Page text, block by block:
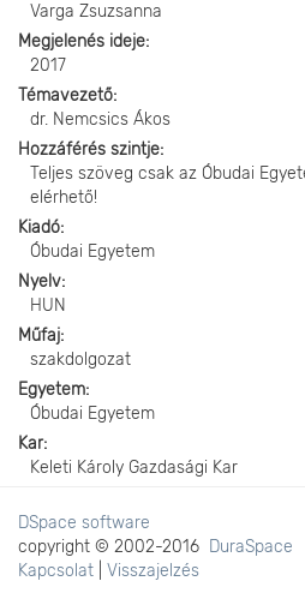
Varga Zsuzsanna
Megjelenés ideje
2017
Témavezető
dr. Nemcsics Ákos
Hozzáférés szintje
Teljes szöveg csak az Óbudai
elérhető!
Kiadó
Óbudai Egyetem
Nyelv
HUN
Műfaj
szakdolgozat
Egyetem
Óbudai Egyetem
Kar
Keleti Károly Gazdasági Kar
DSpace software
copyright © 2002-2016 DuraSpace
Kapcsolat
Visszajelzés